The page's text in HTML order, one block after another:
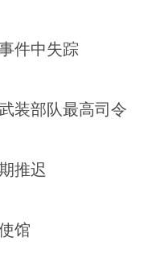
件中失踪
装部队最高司令
推迟
馆